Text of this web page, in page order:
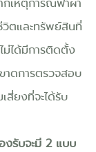
วิตและทรัพย์สินที่
ม่ได้มีการติดตั้ง
าดการตรวจสอบ
สี่ยงที่จะได้รับ
งรับจะมี 2 แบบ